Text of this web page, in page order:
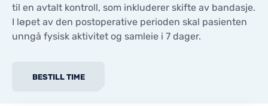
til en avtalt kontroll, som inkluderer skifte av bandasje.
I løpet av den postoperative perioden skal pasienten
unngå fysisk aktivitet og samleie i 7 dager.
BESTILL TIME